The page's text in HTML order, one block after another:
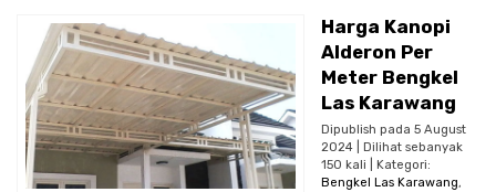
Harga Kanopi
Alderon Per
Meter Bengkel
Las Karawang
Dipublish pada 5 August
2024 | Dilihat sebanyak
150 kali | Kategori:
Bengkel Las Karawang,